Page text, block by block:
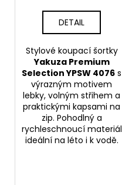
DETAIL
Stylové koupací šortky
Yakuza Premium
Selection YPSW 4076 s
výrazným motivem
lebky, volným střihem a
praktickými kapsami na
zip. Pohodlný a
rychleschnoucí materiál
ideální na léto i k vodě.